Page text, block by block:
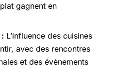
gagnent en
L’influence des cuisines
avec des rencontres
et des événements